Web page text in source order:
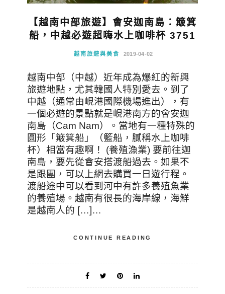
【越南中部旅遊】會安迦南島：簸箕
船，中越必遊超嗨水上咖啡杯 3751
越南旅遊與美食 2019-04-02
越南中部（中越）近年成為爆紅的新興
旅遊地點，尤其韓國人特別愛去。到了
中越（通常由峴港國際機場進出），有
一個必遊的景點就是峴港南方的會安迦
南島（Cam Nam）。當地有一種特殊的
圓形「簸箕船」（籃船，膩稱水上咖啡
杯）相當有趣啊！ (養殖漁業) 要前往迦
南島，要先從會安搭渡船過去。如果不
是跟團，可以上網去購買一日遊行程。
渡船途中可以看到河中有許多養殖魚業
的養殖場。越南有很長的海岸線，海鮮
是越南人的 […]…
CONTINUE READING